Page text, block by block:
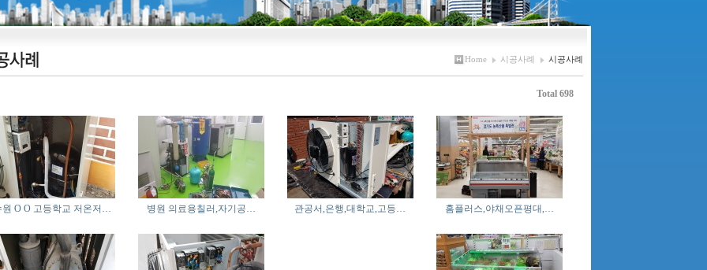
Home 시공사례 시공사례
Total 698
원 O O 고등학교 저온저… 병원 의료용칠러,자기공… 관공서,은행,대학교,고등… 홈플러스,야채오픈평대,…